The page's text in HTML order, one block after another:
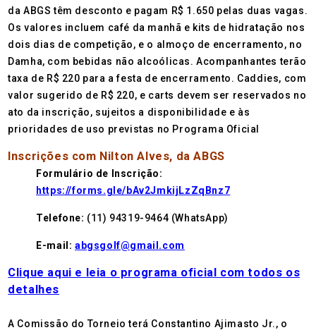
da ABGS têm desconto e pagam R$ 1.650 pelas duas vagas.
Os valores incluem café da manhã e kits de hidratação nos
dois dias de competição, e o almoço de encerramento, no
Damha, com bebidas não alcoólicas. Acompanhantes terão
taxa de R$ 220 para a festa de encerramento. Caddies, com
valor sugerido de R$ 220, e carts devem ser reservados no
ato da inscrição, sujeitos a disponibilidade e às
prioridades de uso previstas no Programa Oficial
Inscrições com Nilton Alves, da ABGS
Formulário de Inscrição:
https://forms.gle/bAv2JmkijLzZqBnz7
Telefone: (11) 94319-9464 (WhatsApp)
E-mail: abgsgolf@gmail.com
Clique aqui e leia o programa oficial com todos os
detalhes
A Comissão do Torneio terá Constantino Ajimasto Jr., o